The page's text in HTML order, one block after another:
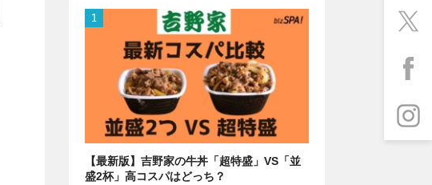
【最新版】吉野家の牛丼「超特盛」VS「並
盛2杯」高コスパはどっち？